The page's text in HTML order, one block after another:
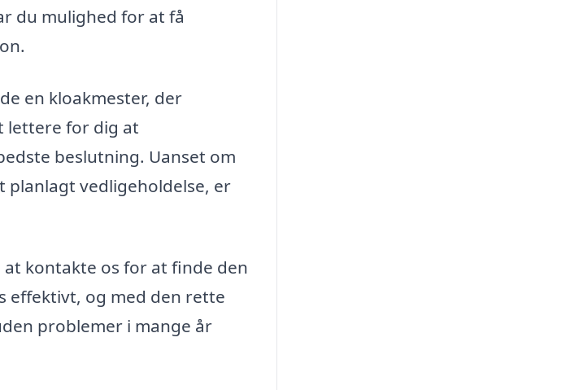
du mulighed for at få
en kloakmester, der
lettere for dig at
beslutning. Uanset om
vedligeholdelse, er
at kontakte os for at finde den
effektivt, og med den rette
problemer i mange år